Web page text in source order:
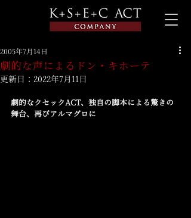
劇的な声によるドン・キホーテ
2005年7月14日
更新日： 2022年7月11日
劇的なクセックACT、独自の脚本による驚きの
舞台、再びアルマグロに